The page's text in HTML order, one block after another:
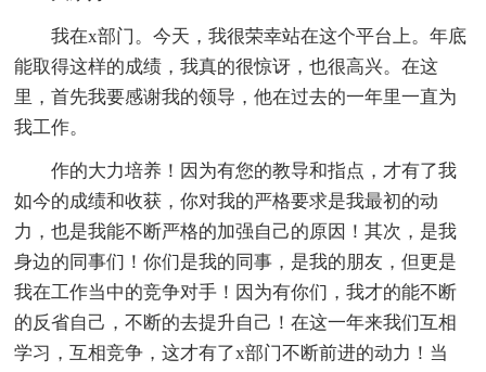
我在x部门。今天，我很荣幸站在这个平台上。年底
能取得这样的成绩，我真的很惊讶，也很高兴。在这
里，首先我要感谢我的领导，他在过去的一年里一直为
我工作。
作的大力培养！因为有您的教导和指点，才有了我
如今的成绩和收获，你对我的严格要求是我最初的动
力，也是我能不断严格的加强自己的原因！其次，是我
身边的同事们！你们是我的同事，是我的朋友，但更是
我在工作当中的竞争对手！因为有你们，我才的能不断
的反省自己，不断的去提升自己！在这一年来我们互相
学习，互相竞争，这才有了x部门不断前进的动力！当